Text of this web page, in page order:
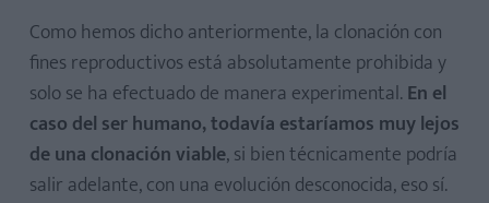
Como hemos dicho anteriormente, la clonación con
fines reproductivos está absolutamente prohibida y
solo se ha efectuado de manera experimental. En el
caso del ser humano, todavía estaríamos muy lejos
de una clonación viable, si bien técnicamente podría
salir adelante, con una evolución desconocida, eso sí.